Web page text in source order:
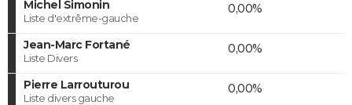
Michel Simonin
Liste d'extrême-gauche
0,00%
Jean-Marc Fortané
Liste Divers
0,00%
Pierre Larrouturou
Liste divers gauche
0,00%